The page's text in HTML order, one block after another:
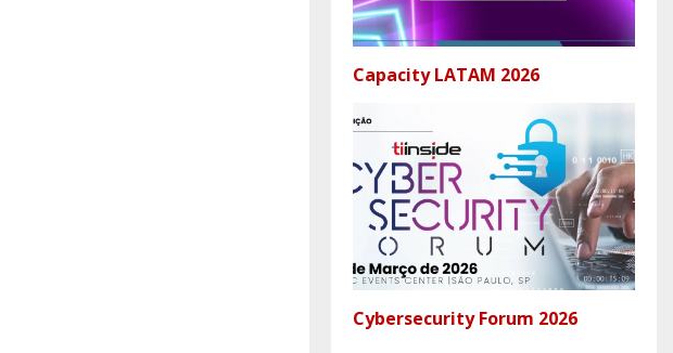
Capacity LATAM 2026
Cybersecurity Forum 2026